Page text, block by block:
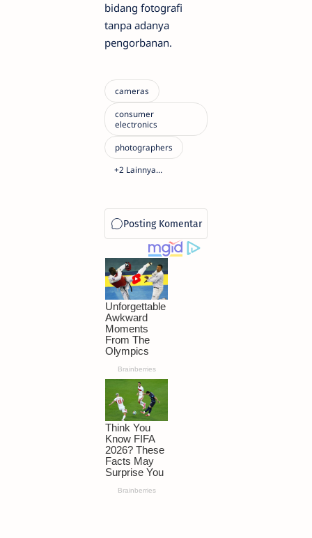
bidang fotografi
tanpa adanya
pengorbanan.